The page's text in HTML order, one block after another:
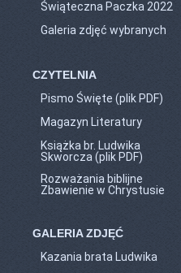
Świąteczna Paczka 2022
Galeria zdjęć wybranych
CZYTELNIA
Pismo Święte (plik PDF)
Magazyn Literatury
Książka br. Ludwika
Skworcza (plik PDF)
Rozważania biblijne
Zbawienie w Chrystusie
GALERIA ZDJĘĆ
Kazania brata Ludwika